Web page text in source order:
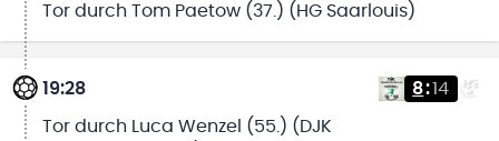
Tor durch Tom Paetow (37.) (HG Saarlouis)
19:28 8:14
Tor durch Luca Wenzel (55.) (DJK